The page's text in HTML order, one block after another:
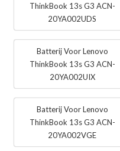
ThinkBook 13s G3 ACN-
20YA002UDS
Batterij Voor Lenovo
ThinkBook 13s G3 ACN-
20YA002UIX
Batterij Voor Lenovo
ThinkBook 13s G3 ACN-
20YA002VGE